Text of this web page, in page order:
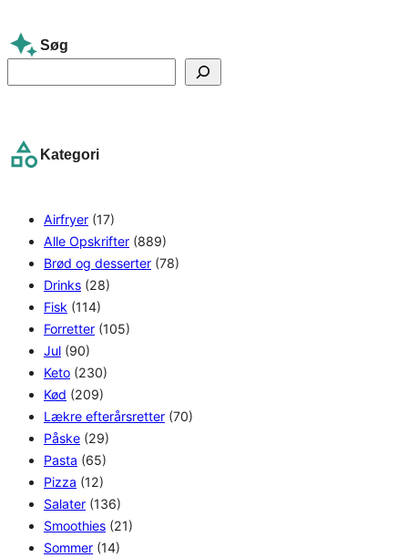
Søg
e
c
Kategori
Airfryer (17)
Alle Opskrifter (889)
Brød og desserter (78)
Drinks (28)
Fisk (114)
Forretter (105)
Jul (90)
Keto (230)
Kød (209)
Lækre efterårsretter (70)
Påske (29)
Pasta (65)
Pizza (12)
Salater (136)
Smoothies (21)
Sommer (14)